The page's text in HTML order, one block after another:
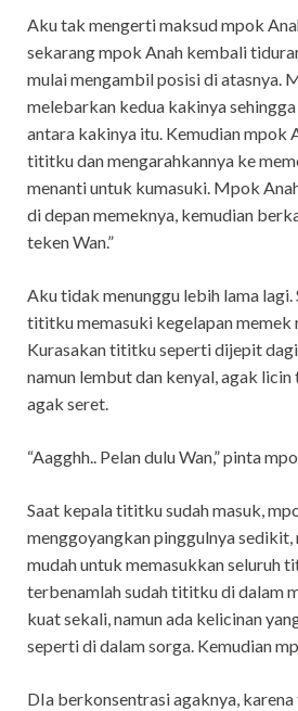
Aku tak mengerti maksud mpok
sekarang mpok Anah kembali
mulai mengambil posisi di atasnya.
melebarkan kedua kakinya
antara kakinya itu. Kemudian mpok
tititku dan mengarahkannya ke
menanti untuk kumasuki. Mpok
di depan memeknya, kemudian
teken Wan.”
Aku tidak menunggu lebih lama lagi.
tititku memasuki kegelapan memek
Kurasakan tititku seperti dijepit
namun lembut dan kenyal, agak
agak seret.
“Aagghh.. Pelan dulu Wan,” pinta
Saat kepala tititku sudah masuk,
menggoyangkan pinggulnya
mudah untuk memasukkan seluruh
terbenamlah sudah tititku di dalam
kuat sekali, namun ada kelicinan
seperti di dalam sorga. Kemudian
DIa berkonsentrasi agaknya,